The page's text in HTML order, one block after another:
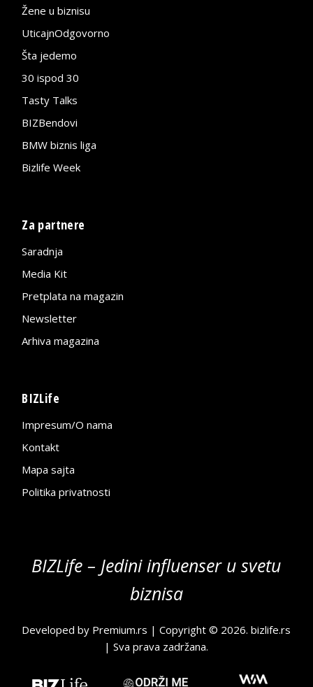
Žene u biznisu
UticajnOdgovorno
Šta jedemo
30 ispod 30
Tasty Talks
BIZBendovi
BMW biznis liga
Bizlife Week
Za partnere
Saradnja
Media Kit
Pretplata na magazin
Newsletter
Arhiva magazina
BIZLife
Impresum/O nama
Kontakt
Mapa sajta
Politika privatnosti
BIZLife – Jedini influenser u svetu
biznisa
Developed by Premium.rs | Copyright © 2026.bizlife.rs
| Sva prava zadržana.